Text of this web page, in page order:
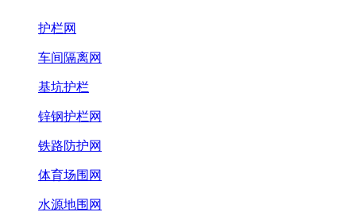
护栏网
车间隔离网
基坑护栏
锌钢护栏网
铁路防护网
体育场围网
水源地围网